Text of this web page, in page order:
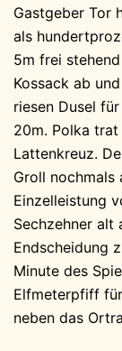
Gastgeber Tor
als
5m frei
Kossack ab
riesen Dusel
20m. Polka
Lattenkreuz.
Groll nochmals
Einzelleistung
Sechzehner alt
Endscheidung
Minute des
Elfmeterpfiff
neben das